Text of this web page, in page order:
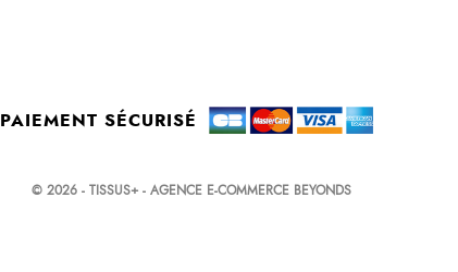
PAIEMENT SÉCURISÉ
© 2026 - TISSUS+ - AGENCE E-COMMERCE BEYONDS